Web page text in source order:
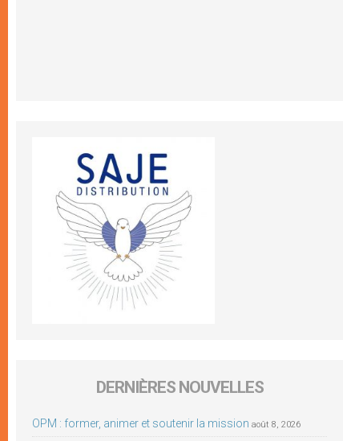
DERNIÈRES NOUVELLES
OPM : former, animer et soutenir la mission août 8, 2026